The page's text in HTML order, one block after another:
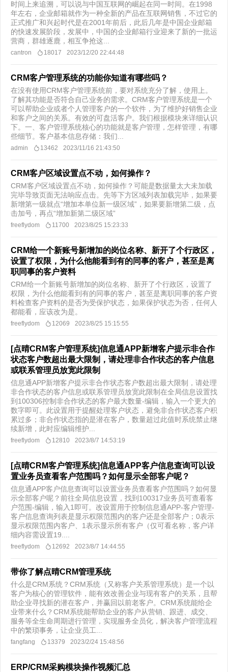
时间上来追溯，可以说与中国互联网的崛起在同一时间。在1998
年左右，企业邮箱就作为一种全新的产品在互联网销售，不过它的
正式推广和兴起时代是在2001年前后，此后几年是中国企业邮箱
的快速发展阶段，发展中，中国的企业邮箱行业迎来了新的一批运
营商，群雄逐鹿，相互争抢这...
cantron 18017 2023/12/20 22:44:48
CRM客户管理系统的功能你知道有哪些吗？
在没有使用CRM客户管理系统前，要对系统充分了解，使用上。
了解其功能是否符合自己业务的需求。CRM客户管理系统是一个
可以帮助企业或者个人管理客户的一个软件，为了维护好销售企业
和客户之间的关系。有效的可盘活客户。我们根据模块来详细认识
下。一、客户管理系统核心的功能就是客户管理，怎样管理，有哪
些细节。客户基本信息存储：我们...
admin 13462 2023/11/16 21:43:50
CRM客户区域设置点不动，如何操作？
CRM客户区域设置点不动，如何操作？可能是数据量太大未加载
完毕导致页面无法响应点击。先等下方区域列表加载完毕，如果要
新增第一级就点“增加本单位新一级区域”，如果要新增第二级，点
击加号，再点“增加新第二级区域”
freeflydom 11700 2023/8/25 15:23:33
CRM给一个新账号新增加的岗位名称、新开了个行政区，
设置了权限，为什么他能看到有的同事的客户，甚至是离
职同事的客户资料
CRM给一个新账号新增加的岗位名称、新开了个行政区，设置了
权限，为什么他能看到有的同事的客户，甚至是离职同事的客户资
料检查客户资料的是否为受保护状态，如果保护状态为否，任何人
都能看，应该改为是。
freeflydom 12069 2023/8/25 15:15:55
[点晴CRM客户管理系统]信息通APP新增客户提示非合作
状态客户数超出最大限制，请处理非合作状态的客户信息
或联系管理员放宽此限制
信息通APP新增客户提示非合作状态客户数超出最大限制，请处理
非合作状态的客户信息或联系管理员放宽此限制在全局信息设置找
到100306控制非合作状态的客户最大数量-编辑，输入一个更大的
数字即可。此设置用于提醒处理客户状态，避免非合作状态客户积
累过多；非合作状态指的是潜在客户，数量超过此值时系统禁止继
续新增，此时应编辑维护...
freeflydom 12810 2023/8/7 14:53:19
[点晴CRM客户管理系统]信息通APP客户信息查询可以设
置业务员查看客户范围吗？如何显示全部客户呢？
信息通APP客户信息查询可以设置业务员查看客户范围吗？如何显
示全部客户呢？前往全局信息设置，找到100317业务员可查看客
户范围-编辑，输入1即可。改设置用于控制信息通APP-客户管理-
客户信息查询列表是显示权限范围内的客户还是全部客户；0表示
显示权限范围内客户、1表示显示所有客户（仅可看名称，客户详
细内容需设置19....
freeflydom 12692 2023/8/7 14:44:55
带你了解点晴CRM管理系统
什么是CRM系统？CRM系统（又称客户关系管理系统）是一个以
客户为核心的管理软件，能有效改善企业与现有客户的关系，且帮
助企业寻找新的潜在客户，并赢回以前老客户。CRM系统能给企
业带来什么？CRM系统能帮助企业的客户从营销、跟进、成交、
服务等全生命周期进行管理，实现服务全员化，解决客户管理流程
中的繁琐事务，让企业员工...
fangfang 13379 2023/2/24 15:48:56
ERP/CRM采购模块操作视频汇总